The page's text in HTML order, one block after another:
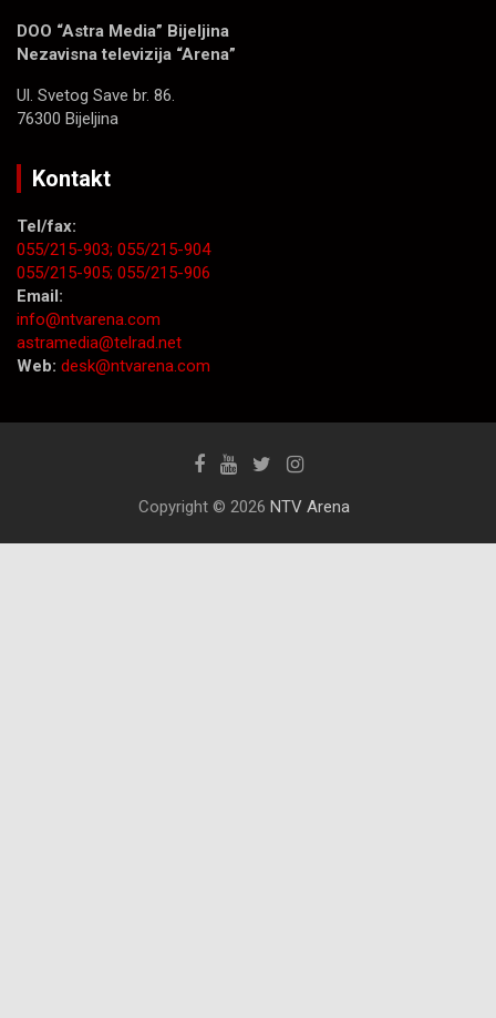
DOO “Astra Media” Bijeljina
Nezavisna televizija “Arena”
Ul. Svetog Save br. 86.
76300 Bijeljina
Kontakt
Tel/fax:
055/215-903; 055/215-904
055/215-905; 055/215-906
Email:
info@ntvarena.com
astramedia@telrad.net
Web: desk@ntvarena.com
Copyright © 2026 NTV Arena